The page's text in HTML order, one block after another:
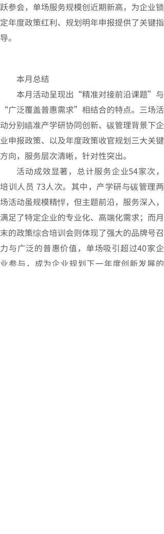
跃参会，单场服务规模创近期新高，为企业锁
定年度政策红利、规划明年申报提供了关键指
导。
本月总结
本月活动呈现出“精准对接前沿课题”与
“广泛覆盖普惠需求”相结合的特点。三场活
动分别瞄准产学研协同创新、碳管理背景下企
业申报政策、以及年度政策收官规划三大关键
方向，服务层次清晰，针对性突出。
活动成效显著，总计服务企业54家次，
培训人员 73人次。其中，产学研与碳管理两
场活动虽规模精悍，但主题前沿，服务深入，
满足了特定企业的专业化、高端化需求；而月
末的政策综合培训会则体现了强大的品牌号召
力与广泛的普惠价值，单场吸引超过40家企
业参与，成为企业规划下一年度创新发展的